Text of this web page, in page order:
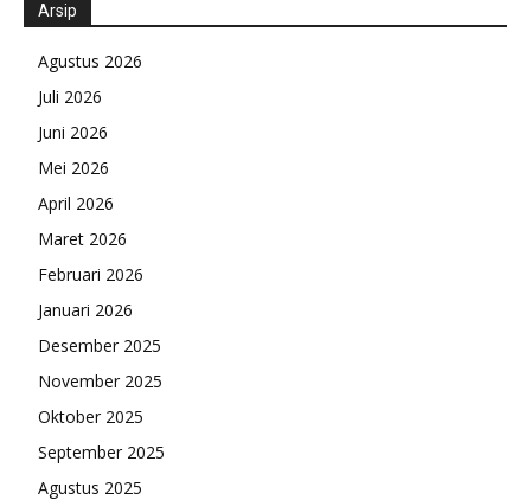
Arsip
Agustus 2026
Juli 2026
Juni 2026
Mei 2026
April 2026
Maret 2026
Februari 2026
Januari 2026
Desember 2025
November 2025
Oktober 2025
September 2025
Agustus 2025